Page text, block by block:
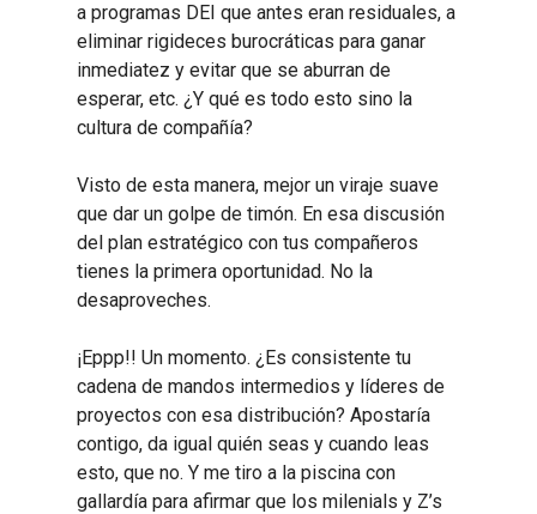
a programas DEI que antes eran residuales, a
eliminar rigideces burocráticas para ganar
inmediatez y evitar que se aburran de
esperar, etc. ¿Y qué es todo esto sino la
cultura de compañía?
Visto de esta manera, mejor un viraje suave
que dar un golpe de timón. En esa discusión
del plan estratégico con tus compañeros
tienes la primera oportunidad. No la
desaproveches.
¡Eppp!! Un momento. ¿Es consistente tu
cadena de mandos intermedios y líderes de
proyectos con esa distribución? Apostaría
contigo, da igual quién seas y cuando leas
esto, que no. Y me tiro a la piscina con
gallardía para afirmar que los milenials y Z’s